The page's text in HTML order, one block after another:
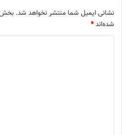
نشانی ایمیل شما منتشر نخواهد شد.
شده‌اند*